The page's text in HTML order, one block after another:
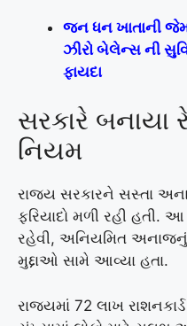
જન ધન ખાતાની
ઝીરો બેલેન્સ ની
ફાયદા
સરકારે બનાયા
નિયમ
રાજ્ય સરકારને સસ્તા
ફરિયાદો મળી રહી હતી.
રહેવી, અનિયમિત
મુદ્દાઓ સામે આવ્યા હતા.
રાજ્યમાં 72 લાખ